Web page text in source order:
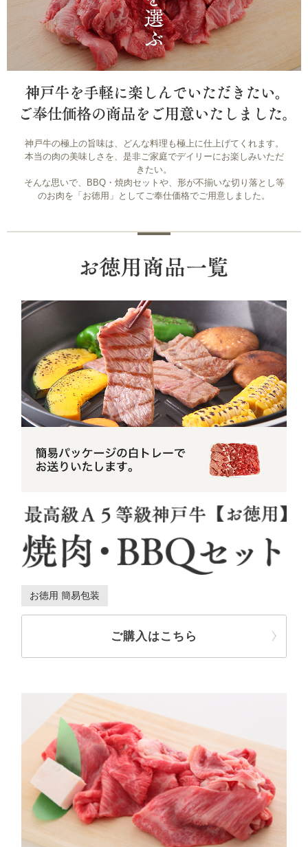
神戸牛の極上の旨味は、どんな料理も極上に仕上げてくれます。
本当の肉の美味しさを、是非ご家庭でデイリーにお楽しみいただ
きたい。
そんな思いで、BBQ・焼肉セットや、形が不揃いな切り落とし等
のお肉を「お徳用」としてご奉仕価格でご用意しました。
お徳用 簡易包装
ご購入はこちら